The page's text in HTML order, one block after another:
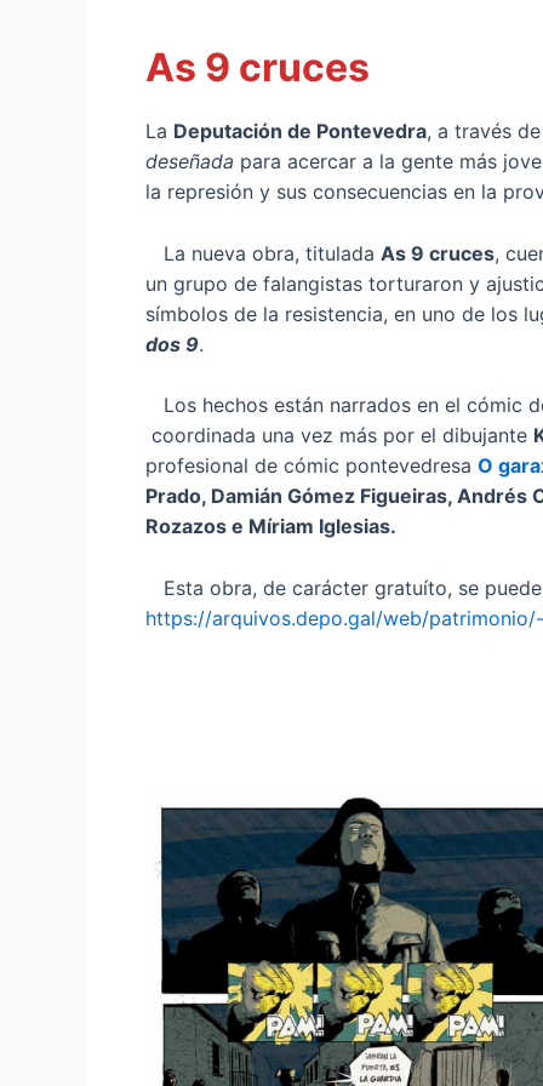
As 9 cruces
La Deputación de Pontevedra, a través
deseñada para acercar a la gente más
la represión y sus consecuencias en la
La nueva obra, titulada As 9 cruces,
un grupo de falangistas torturaron y
símbolos de la resistencia, en uno de los
dos 9.
Los hechos están narrados en el cómic
coordinada una vez más por el dibujante
profesional de cómic pontevedresa O
Prado, Damián Gómez Figueiras, Andrés
Rozazos e Míriam Iglesias.
Esta obra, de carácter gratuíto, se
https://arquivos.depo.gal/web/